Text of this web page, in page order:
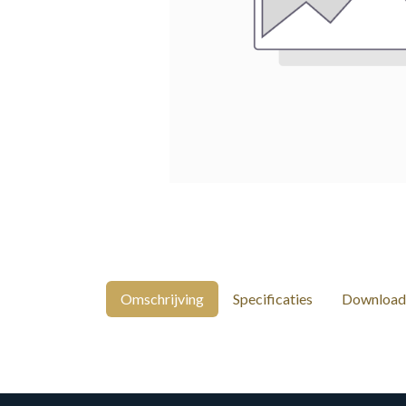
Omschrijving Specificaties